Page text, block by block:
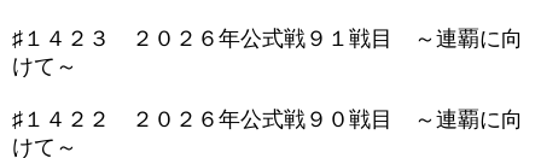
♯１４２３ ２０２６年公式戦９１戦目 ～連覇に向
けて～
♯１４２２ ２０２６年公式戦９０戦目 ～連覇に向
けて～